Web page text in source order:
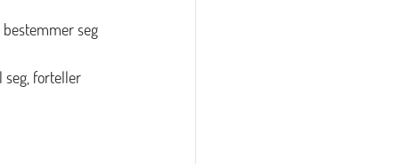
seg
seg, forteller